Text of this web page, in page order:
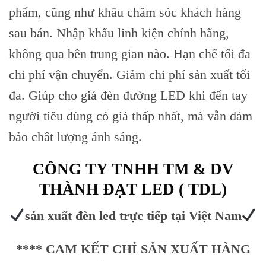
Skip
to
content
phẩm, cũng như khâu chăm sóc khách hàng
sau bán. Nhập khẩu linh kiện chính hãng,
không qua bên trung gian nào. Hạn chế tối đa
chi phí vận chuyển. Giảm chi phí sản xuất tối
đa. Giúp cho giá đèn đường LED khi đến tay
người tiêu dùng có giá thấp nhất, mà vẫn đảm
bảo chất lượng ánh sáng.
CÔNG TY TNHH TM & DV
THÀNH ĐẠT LED ( TDL)
sản xuất đèn led trực tiếp tại Việt Nam
**** CAM KẾT CHỈ SẢN XUẤT HÀNG